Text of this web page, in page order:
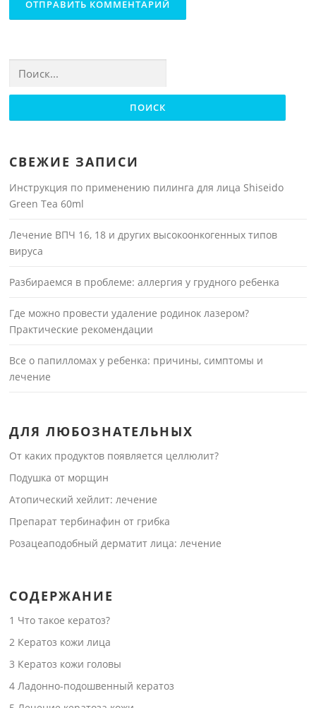
СВЕЖИЕ ЗАПИСИ
Инструкция по применению пилинга для лица Shiseido
Green Tea 60ml
Лечение ВПЧ 16, 18 и других высокоонкогенных типов
вируса
Разбираемся в проблеме: аллергия у грудного ребенка
Где можно провести удаление родинок лазером?
Практические рекомендации
Все о папилломах у ребенка: причины, симптомы и
лечение
ДЛЯ ЛЮБОЗНАТЕЛЬНЫХ
От каких продуктов появляется целлюлит?
Подушка от морщин
Атопический хейлит: лечение
Препарат тербинафин от грибка
Розацеаподобный дерматит лица: лечение
СОДЕРЖАНИЕ
1 Что такое кератоз?
2 Кератоз кожи лица
3 Кератоз кожи головы
4 Ладонно-подошвенный кератоз